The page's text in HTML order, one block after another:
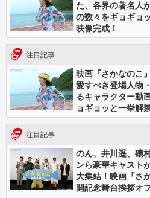
た、各界の著名人
の数々をギョギョ
映像完成！
注目記事
映画『さかなのこ
愛すべき登場人物
るキャラクター動
ョギョッと一挙解
注目記事
のん、井川遥、磯
ンら豪華キャスト
大集結！映画『さ
開記念舞台挨拶オ